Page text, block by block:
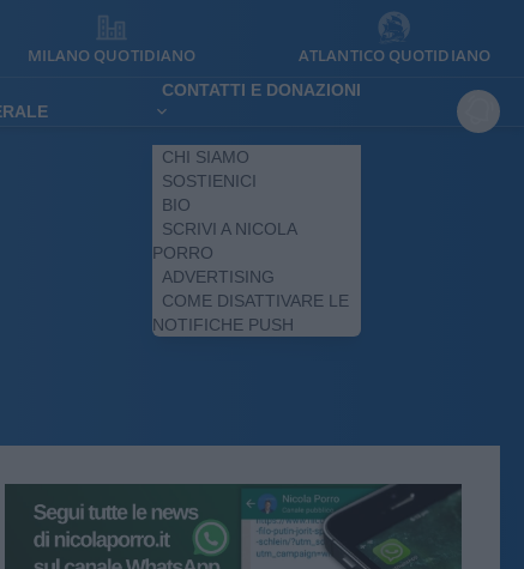
MILANO QUOTIDIANO ATLANTICO QUOTIDIANO
CONTATTI E DONAZIONI
CHI SIAMO
SOSTIENICI
BIO
SCRIVI A NICOLA
PORRO
ADVERTISING
COME DISATTIVARE LE
NOTIFICHE PUSH